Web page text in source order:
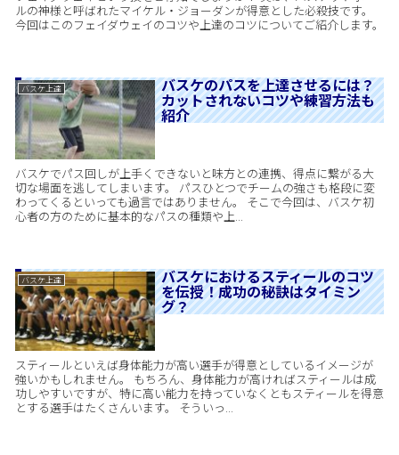
ルの神様と呼ばれたマイケル・ジョーダンが得意とした必殺技です。
今回はこのフェイダウェイのコツや上達のコツについてご紹介します。
バスケ上達 バスケのパスを上達させるには？
カットされないコツや練習方法も
紹介
バスケでパス回しが上手くできないと味方との連携、得点に繋がる大
切な場面を逃してしまいます。 パスひとつでチームの強さも格段に変
わってくるといっても過言ではありません。 そこで今回は、バスケ初
心者の方のために基本的なパスの種類や上...
バスケ上達 バスケにおけるスティールのコツ
を伝授！成功の秘訣はタイミン
グ？
スティールといえば身体能力が高い選手が得意としているイメージが
強いかもしれません。 もちろん、身体能力が高ければスティールは成
功しやすいですが、特に高い能力を持っていなくともスティールを得意
とする選手はたくさんいます。 そういっ...